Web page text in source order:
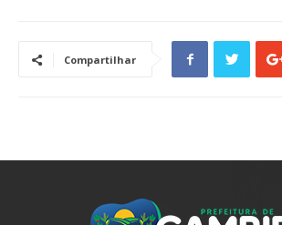
Compartilhar